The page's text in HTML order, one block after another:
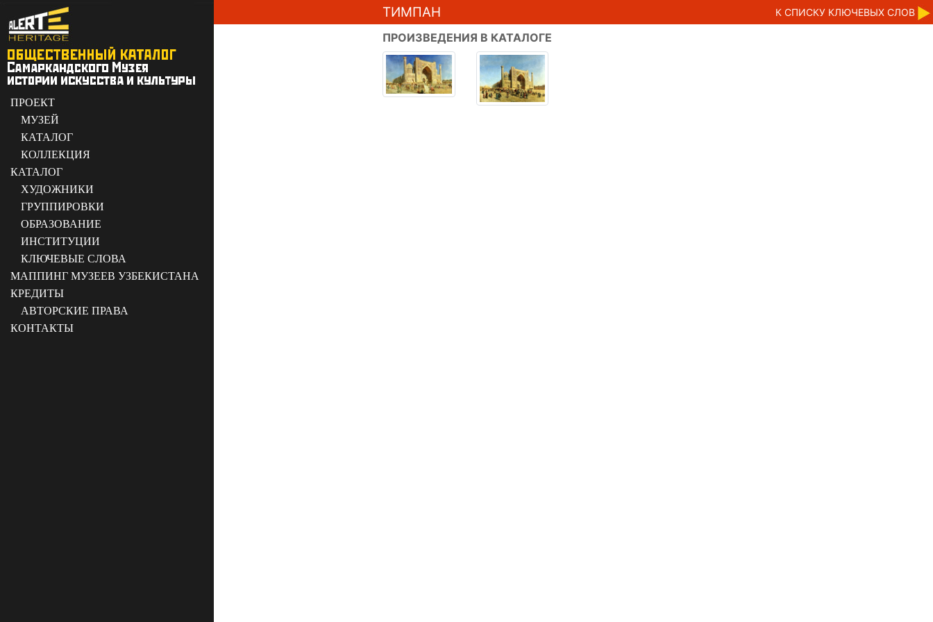
ПРОЕКТ
МУЗЕЙ
КАТАЛОГ
КОЛЛЕКЦИЯ
КАТАЛОГ
ХУДОЖНИКИ
ГРУППИРОВКИ
ОБРАЗОВАНИЕ
ИНСТИТУЦИИ
КЛЮЧЕВЫЕ СЛОВА
МАППИНГ МУЗЕЕВ УЗБЕКИСТАНА
КРЕДИТЫ
АВТОРСКИЕ ПРАВА
КОНТАКТЫ
ТИМПАН К CПИСКУ КЛЮЧЕВЫХ СЛОВ
ПРОИЗВЕДЕНИЯ В КАТАЛОГЕ